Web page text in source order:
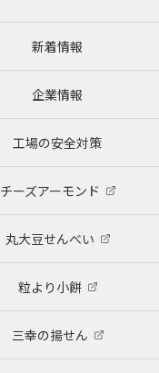
新着情報
企業情報
工場の安全対策
チーズアーモンド
丸大豆せんべい
粒より小餅
三幸の揚せん